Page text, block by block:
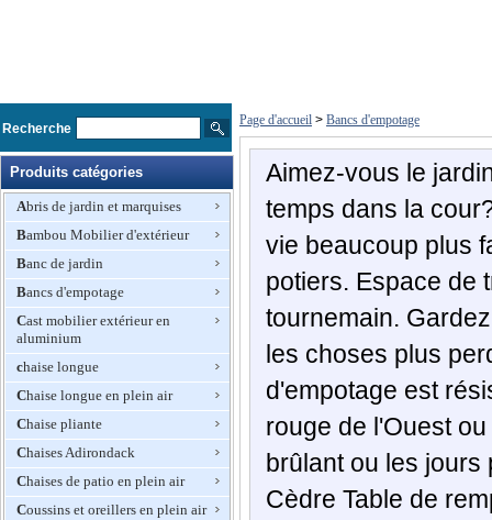
Recherche
Produits catégories
Abris de jardin et marquises
Bambou Mobilier d'extérieur
Banc de jardin
Bancs d'empotage
Cast mobilier extérieur en
aluminium
chaise longue
Chaise longue en plein air
Chaise pliante
Chaises Adirondack
Chaises de patio en plein air
Coussins et oreillers en plein air
Page d'accueil > Bancs d'empotage
Aimez-vous le
temps dans la
vie beaucoup plus
potiers. Espace de
tournemain.
les choses plus
d'empotage est
rouge de l'Ouest
brûlant ou les
Cèdre Table de